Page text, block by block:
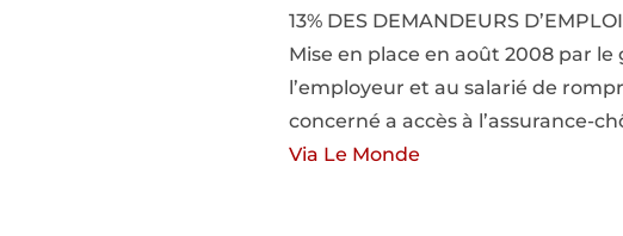
13% DES DEMANDEURS D’EMPLOI
Mise en place en août 2008 par
l’employeur et au salarié de
concerné a accès à l’assurance-
Via Le Monde